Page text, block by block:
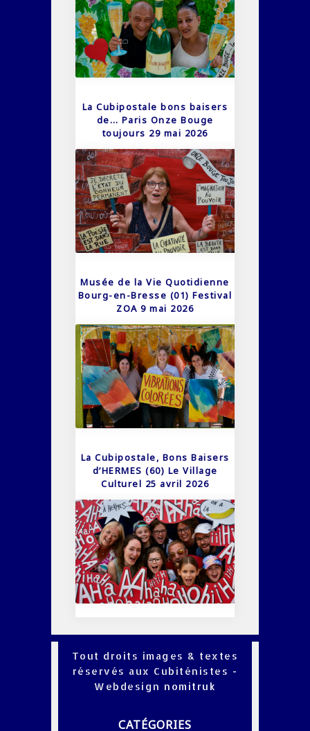
La Cubipostale bons baisers
de… Paris Onze Bouge
toujours 29 mai 2026
Musée de la Vie Quotidienne
Bourg-en-Bresse (01) Festival
ZOA 9 mai 2026
La Cubipostale, Bons Baisers
d’HERMES (60) Le Village
Culturel 25 avril 2026
Tout droits images & textes
réservés aux Cubiténistes -
Webdesign nomitruk
CATÉGORIES